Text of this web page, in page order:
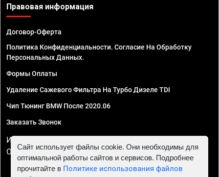
Правовая информация
Договор-Оферта
Политика Конфиденциальности. Согласие На Обработку
Персональных Данных.
Формы Оплаты
Удаление Сажевого Фильтра На Турбо Дизеле TDI
Чип Тюнинг BMW После 2020.06
Заказать Звонок
ИП Смирнов Георгий Павлович. ИНН 781302555843,
ОГРНИП 324470400032610
Сайт использует файлы cookie. Они необходимы для
оптимальной работы сайтов и сервисов. Подробнее
прочитайте в Политике использования файлов